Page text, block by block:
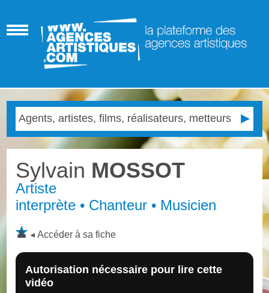
Sylvain MOSSOT
Artiste
interprète • Chanteur • Musicien
Accéder à sa fiche
Autorisation nécessaire pour lire cette
vidéo